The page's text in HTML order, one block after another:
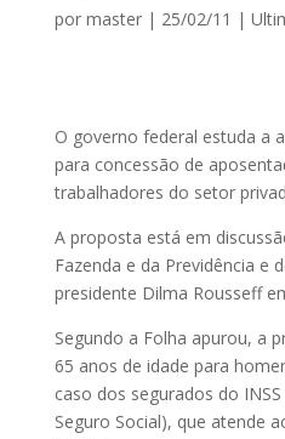
por master| 25/02/11 |
O governo federal estuda a
para concessão de
trabalhadores do setor
A proposta está em
Fazenda e da Previdência e
presidente Dilma Rousseff
Segundo a Folha apurou, a
65 anos de idade para
caso dos segurados do
Seguro Social), que atende